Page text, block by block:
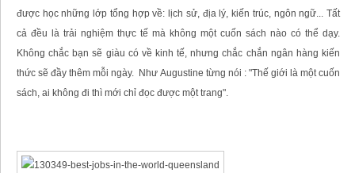
được học những lớp tổng hợp về: lịch sử, địa lý, kiến trúc, ngôn ngữ... Tất
cả đều là trải nghiệm thực tế mà không một cuốn sách nào có thể dạy.
Không chắc bạn sẽ giàu có về kinh tế, nhưng chắc chắn ngân hàng kiến
thức sẽ đầy thêm mỗi ngày. Như Augustine từng nói : "Thế giới là một cuốn
sách, ai không đi thì mới chỉ đọc được một trang".